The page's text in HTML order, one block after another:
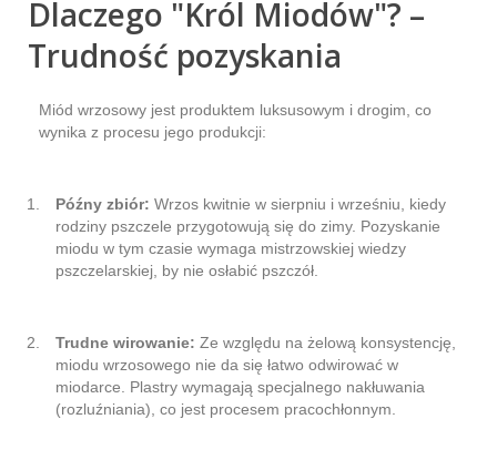
Dlaczego "Król Miodów"? –
Trudność pozyskania
Miód wrzosowy jest produktem luksusowym i drogim, co
wynika z procesu jego produkcji:
Późny zbiór: Wrzos kwitnie w sierpniu i wrześniu, kiedy
rodziny pszczele przygotowują się do zimy. Pozyskanie
miodu w tym czasie wymaga mistrzowskiej wiedzy
pszczelarskiej, by nie osłabić pszczół.
Trudne wirowanie: Ze względu na żelową konsystencję,
miodu wrzosowego nie da się łatwo odwirować w
miodarce. Plastry wymagają specjalnego nakłuwania
(rozluźniania), co jest procesem pracochłonnym.